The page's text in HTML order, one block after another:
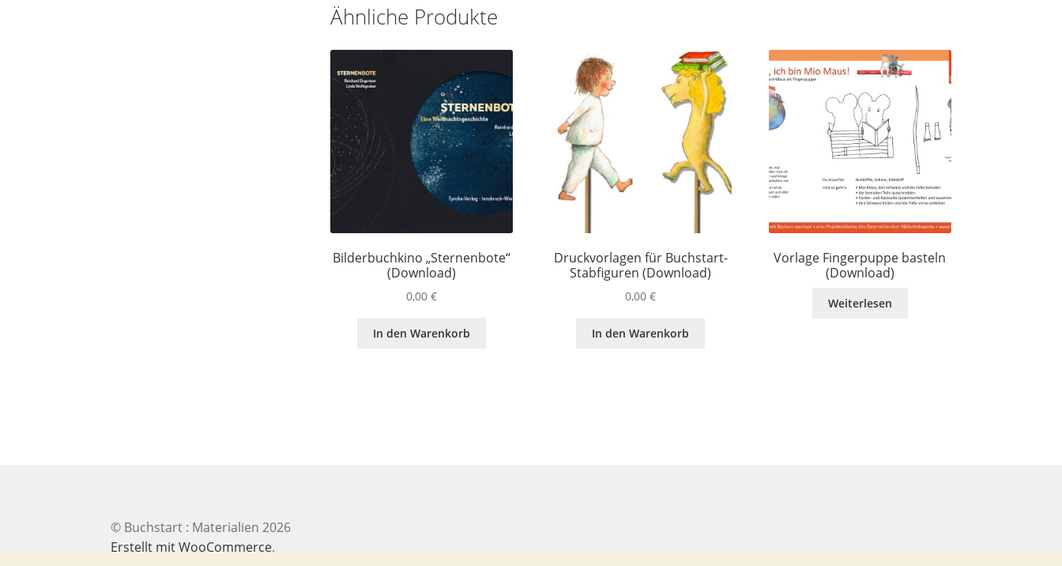
Ähnliche Produkte
Bilderbuchkino „Sternenbote“
(Download)
0,00 €
In den Warenkorb
Druckvorlagen für Buchstart-
Stabfiguren (Download)
0,00€
In den Warenkorb
Vorlage Fingerpuppe basteln
(Download)
Weiterlesen
© Buchstart : Materialien 2026
Erstellt mit WooCommerce.